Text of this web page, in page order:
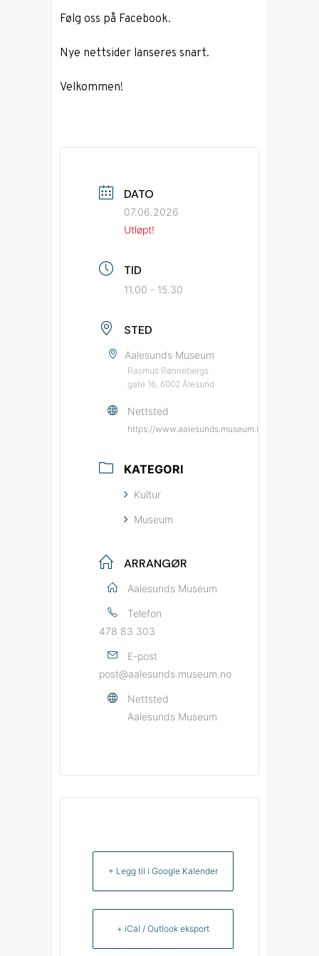
Følg oss på Facebook.
Nye nettsider lanseres snart.
Velkommen!
DATO
07.06.2026
Utløpt!
TID
11.00 - 15.30
STED
Aalesunds Museum
Rasmus Rønnebergs
gate 16, 6002 Ålesund
Nettsted
https://www.aalesunds.museum.no/
KATEGORI
Kultur
Museum
ARRANGØR
Aalesunds Museum
Telefon
478 83 303
E-post
post@aalesunds.museum.no
Nettsted
Aalesunds Museum
+ Legg til i Google Kalender
+ iCal / Outlook eksport